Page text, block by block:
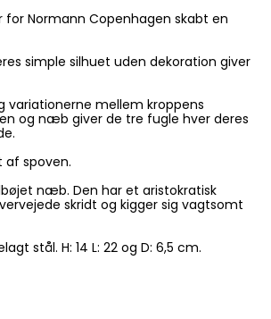
for Normann Copenhagen skabt en
simple silhuet uden dekoration giver
variationerne mellem kroppens
og næb giver de tre fugle hver deres
af spoven.
næb. Den har et aristokratisk
skridt og kigger sig vagtsomt
stål. H: 14 L: 22 og D: 6,5 cm.